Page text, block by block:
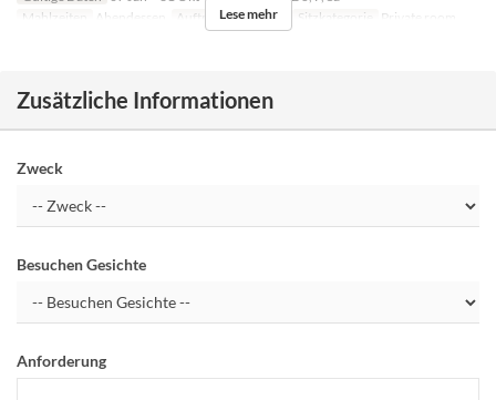
Mahlzeiten
Abendessen Auftragslimit 2 ~ 8 Sitzkategorie Private room
Lese mehr
Zusätzliche Informationen
Zweck
Besuchen Gesichte
Anforderung